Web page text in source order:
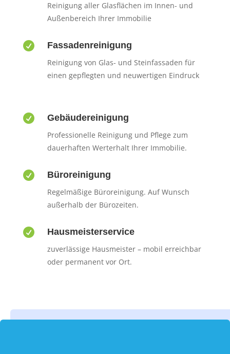
Reinigung aller Glasflächen im Innen- und
Außenbereich Ihrer Immobilie
 Fassadenreinigung
Reinigung von Glas- und Steinfassaden für
einen gepflegten und neuwertigen Eindruck
 Gebäudereinigung
Professionelle Reinigung und Pflege zum
dauerhaften Werterhalt Ihrer Immobilie.
 Büroreinigung
Regelmäßige Büroreinigung. Auf Wunsch
außerhalb der Bürozeiten.
 Hausmeisterservice
zuverlässige Hausmeister – mobil erreichbar
oder permanent vor Ort.